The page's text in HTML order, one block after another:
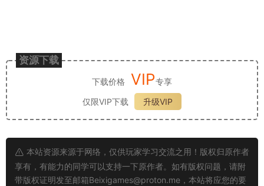
资源下载
下载价格 VIP专享
仅限VIP下载
升级VIP
本站资源来源于网络，仅供玩家学习交流之用！版权归原作者
享有，有能力的同学可以支持一下原作者。如有版权问题，请附
带版权证明发至邮箱Beixigames@proton.me ，本站将应您的要